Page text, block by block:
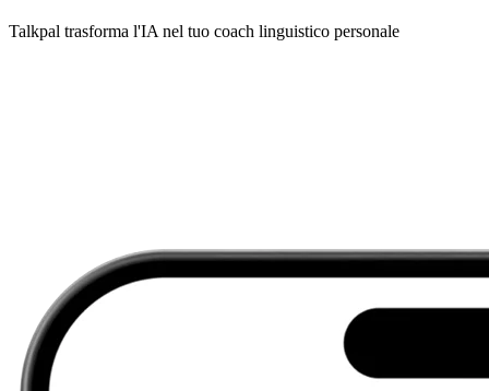
Talkpal trasforma l'IA nel tuo coach linguistico personale